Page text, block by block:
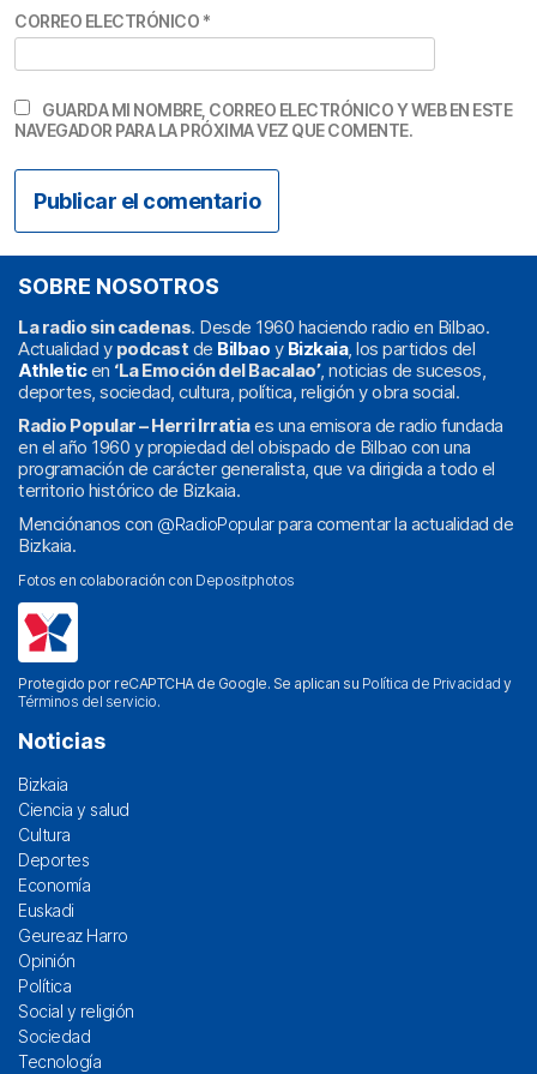
CORREO ELECTRÓNICO *
GUARDA MI NOMBRE, CORREO ELECTRÓNICO Y WEB EN ESTE
NAVEGADOR PARA LA PRÓXIMA VEZ QUE COMENTE.
SOBRE NOSOTROS
La radio sin cadenas. Desde 1960 haciendo radio en Bilbao.
Actualidad y podcast de Bilbao y Bizkaia, los partidos del
Athleticen ‘La Emoción del Bacalao’, noticias de sucesos,
deportes, sociedad, cultura, política, religión y obra social.
Radio Popular – Herri Irratiaes una emisora de radio fundada
en el año 1960 y propiedad del obispado de Bilbao con una
programación de carácter generalista, que va dirigida a todo el
territorio histórico de Bizkaia.
Menciónanos con @RadioPopularpara comentar la actualidad de
Bizkaia.
Fotos en colaboración con Depositphotos
Protegido por reCAPTCHA de Google. Se aplican su Política de Privacidad y
Términos del servicio.
Noticias
Bizkaia
Ciencia y salud
Cultura
Deportes
Economía
Euskadi
Geureaz Harro
Opinión
Política
Social y religión
Sociedad
Tecnología